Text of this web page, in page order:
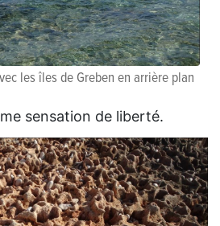
les îles de Greben en arrière plan
sensation de liberté.